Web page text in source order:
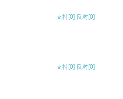
支持[0] 反对[0]
支持[0] 反对[0]